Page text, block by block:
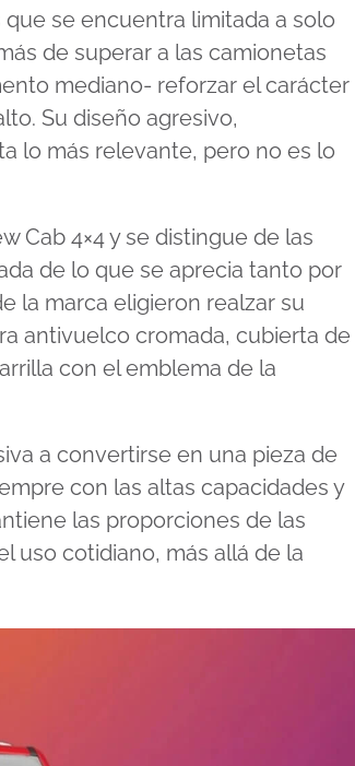
se encuentra limitada a solo
de superar a las camionetas
mediano- reforzar el carácter
Su diseño agresivo,
lo más relevante, pero no es lo
Cab 4×4 y se distingue de las
de lo que se aprecia tanto por
la marca eligieron realzar su
antivuelco cromada, cubierta de
con el emblema de la
a convertirse en una pieza de
con las altas capacidades y
las proporciones de las
uso cotidiano, más allá de la